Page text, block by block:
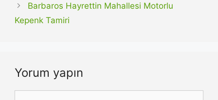
Barbaros Hayrettin Mahallesi Motorlu
Kepenk Tamiri
Yorum yapın